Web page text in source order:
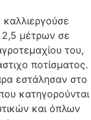
μέτρων σε
του,
ποτίσματος.
εστάλησαν στο
κατηγορούνται
και όπλων